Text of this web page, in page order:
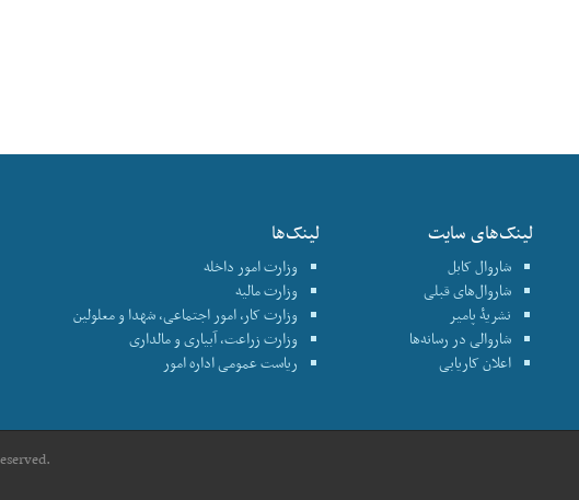
لینک‌های سایت
شاروال کابل
شاروال‌های قبلی
نشریۀ پامیر
شاروالی در رسانه‌ها
اعلان کاریابی
لینک‌ها
وزارت امور داخله
وزارت مالیه
وزارت کار، امور اجتماعی، شهدا و معلولین
وزارت زراعت، آبیاری و مالداری
ریاست عمومی اداره امور